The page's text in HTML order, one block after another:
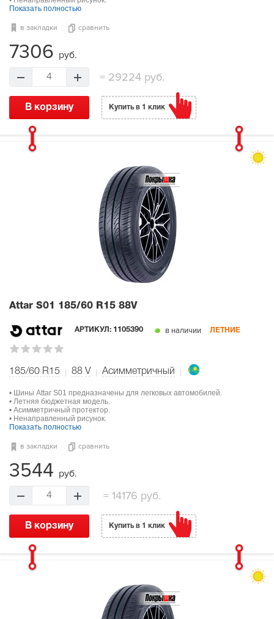
Показать полностью
в закладки сравнить
7306 руб.
4 =29224 руб.
В корзину Купить в 1 клик
Attar S01 185/60 R15 88V
АРТИКУЛ: 1105390 в наличии ЛЕТНИЕ
185/60 R15 88 V Асимметричный
• Шины Attar S01 предназначены для легковых автомобилей.
• Летняя бюджетная модель.
• Асимметричный протектор.
• Ненаправленный рисунок.
Показать полностью
в закладки сравнить
3544 руб.
4 =14176 руб.
В корзину Купить в 1 клик